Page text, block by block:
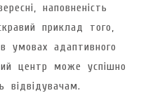
наповненість
приклад того,
умовах адаптивного
центр може успішно
відвідувачам.